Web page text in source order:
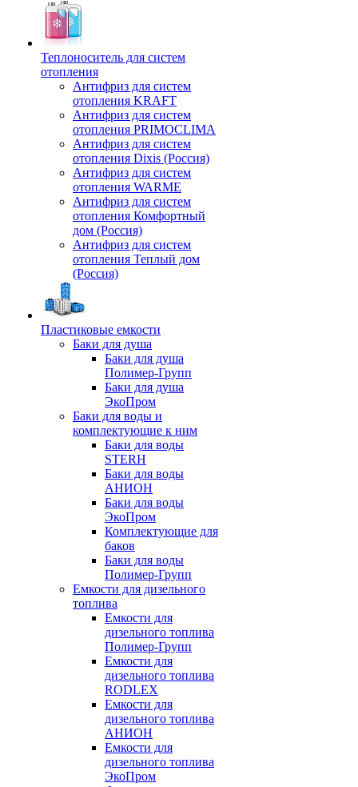
Теплоноситель для систем
отопления
Антифриз для систем
отопления KRAFT
Антифриз для систем
отопления PRIMOCLIMA
Антифриз для систем
отопления Dixis (Россия)
Антифриз для систем
отопления WARME
Антифриз для систем
отопления Комфортный
дом (Россия)
Антифриз для систем
отопления Теплый дом
(Россия)
Пластиковые емкости
Баки для душа
Баки для душа
Полимер-Групп
Баки для душа
ЭкоПром
Баки для воды и
комплектующие к ним
Баки для воды
STERH
Баки для воды
АНИОН
Баки для воды
ЭкоПром
Комплектующие для
баков
Баки для воды
Полимер-Групп
Емкости для дизельного
топлива
Емкости для
дизельного топлива
Полимер-Групп
Емкости для
дизельного топлива
RODLEX
Емкости для
дизельного топлива
АНИОН
Емкости для
дизельного топлива
ЭкоПром